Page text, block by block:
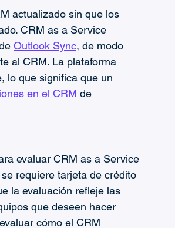
actualizado sin que los
CRM as a Service
Outlook Sync, de modo
al CRM. La plataforma
lo que significa que un
en el CRM de
evaluar CRM as a Service
requiere tarjeta de crédito
la evaluación refleje las
que deseen hacer
cómo el CRM